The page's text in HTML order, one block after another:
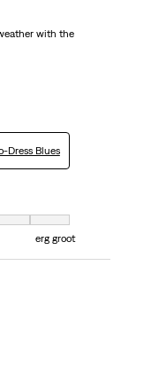
with the
Dress Blues
en 7 gelijk is aan erg groot
erg groot